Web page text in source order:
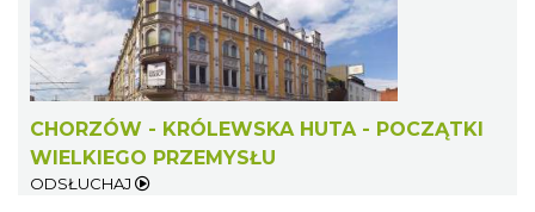
CHORZÓW - KRÓLEWSKA HUTA - POCZĄTKI
WIELKIEGO PRZEMYSŁU
ODSŁUCHAJ